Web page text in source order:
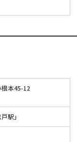
本45-12
駅」